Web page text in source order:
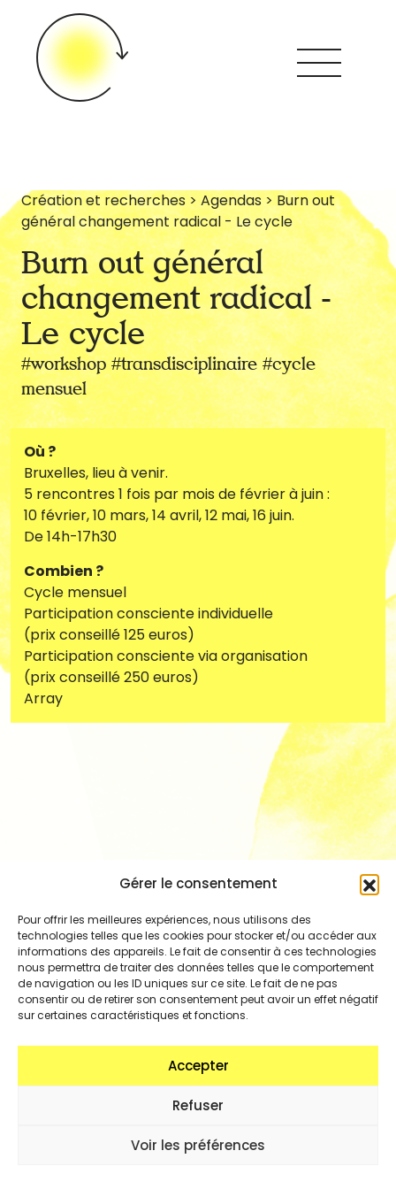
Gérer le consentement
Pour offrir les meilleures expériences, nous utilisons des
technologies telles que les cookies pour stocker et/ou accéder aux
informations des appareils. Le fait de consentir à ces technologies
nous permettra de traiter des données telles que le comportement
de navigation ou les ID uniques sur ce site. Le fait de ne pas
consentir ou de retirer son consentement peut avoir un effet négatif
sur certaines caractéristiques et fonctions.
Accepter
Refuser
Voir les préférences
Looops ?
Créations &
Recherches
Communauté
Agenda
fr|
Création et recherches > Agendas > Burn out
général changement radical - Le cycle
Burn out général
changement radical -
Le cycle
#workshop #transdisciplinaire #cycle
mensuel
Où ?
Bruxelles, lieu à venir.
5 rencontres 1 fois par mois de février à juin :
10 février, 10 mars, 14 avril, 12 mai, 16 juin.
De 14h-17h30
Combien ?
Cycle mensuel
Participation consciente individuelle
(prix conseillé 125 euros)
Participation consciente via organisation
(prix conseillé 250 euros)
Array